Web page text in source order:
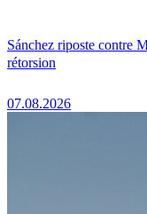
Sánchez riposte contre
rétorsion
07.08.2026